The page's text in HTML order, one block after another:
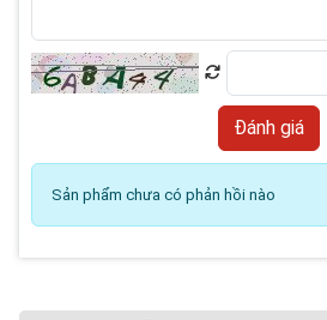
Sản phẩm chưa có phản hồi nào